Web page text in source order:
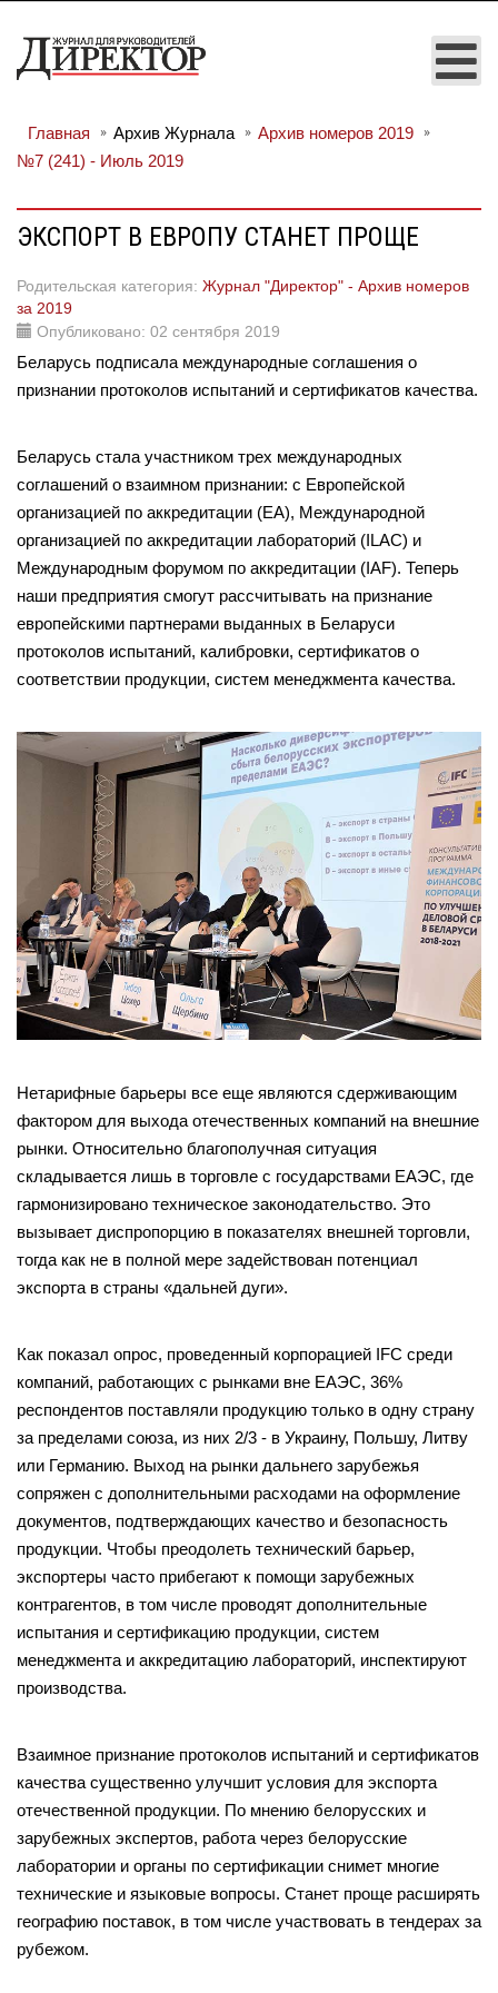
Главная Архив Журнала
Архив номеров 2019
№7 (241) - Июль 2019
ЭКСПОРТ В ЕВРОПУ СТАНЕТ ПРОЩЕ
Родительская категория: Журнал "Директор" - Архив номеров
за 2019
Опубликовано: 02 сентября 2019
Беларусь подписала международные соглашения о
признании протоколов испытаний и сертификатов качества.
Беларусь стала участником трех международных
соглашений о взаимном признании: с Европейской
организацией по аккредитации (EA), Международной
организацией по аккредитации лабораторий (ILAC) и
Международным форумом по аккредитации (IAF). Теперь
наши предприятия смогут рассчитывать на признание
европейскими партнерами выданных в Беларуси
протоколов испытаний, калибровки, сертификатов о
соответствии продукции, систем менеджмента качества.
Нетарифные барьеры все еще являются сдерживающим
фактором для выхода отечественных компаний на внешние
рынки. Относительно благополучная ситуация
складывается лишь в торговле с государствами ЕАЭС, где
гармонизировано техническое законодательство. Это
вызывает диспропорцию в показателях внешней торговли,
тогда как не в полной мере задействован потенциал
экспорта в страны «дальней дуги».
Как показал опрос, проведенный корпорацией IFC среди
компаний, работающих с рынками вне ЕАЭС, 36%
респондентов поставляли продукцию только в одну страну
за пределами союза, из них 2/3 - в Украину, Польшу, Литву
или Германию. Выход на рынки дальнего зарубежья
сопряжен с дополнительными расходами на оформление
документов, подтверждающих качество и безопасность
продукции. Чтобы преодолеть технический барьер,
экспортеры часто прибегают к помощи зарубежных
контрагентов, в том числе проводят дополнительные
испытания и сертификацию продукции, систем
менеджмента и аккредитацию лабораторий, инспектируют
производства.
Взаимное признание протоколов испытаний и сертификатов
качества существенно улучшит условия для экспорта
отечественной продукции. По мнению белорусских и
зарубежных экспертов, работа через белорусские
лаборатории и органы по сертификации снимет многие
технические и языковые вопросы. Станет проще расширять
географию поставок, в том числе участвовать в тендерах за
рубежом.